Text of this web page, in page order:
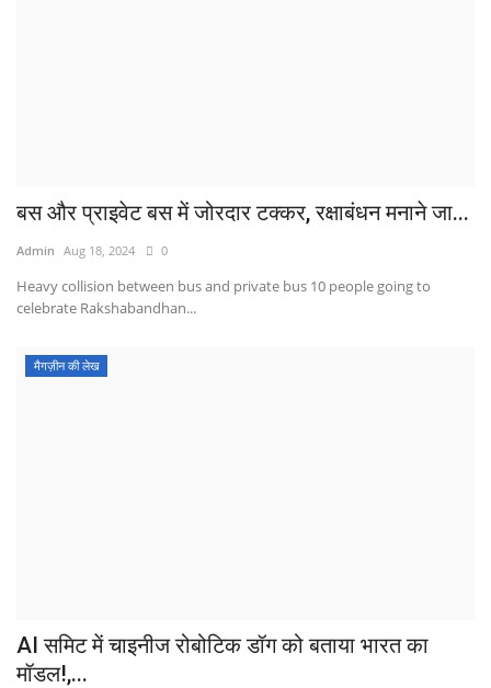
बस और प्राइवेट बस में जोरदार टक्कर, रक्षाबंधन मनाने जा...
Admin Aug 18, 2024 0
Heavy collision between bus and private bus 10 people going to
celebrate Rakshabandhan...
मैगज़ीन की लेख
AI समिट में चाइनीज रोबोटिक डॉग को बताया भारत का
मॉडल!,...